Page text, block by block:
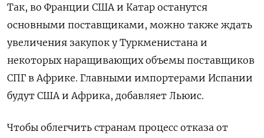
Так, во Франции США и Катар останутся
основными поставщиками, можно также ждать
увеличения закупок у Туркменистана и
некоторых наращивающих объемы поставщиков
СПГ в Африке. Главными импортерами Испании
будут США и Африка, добавляет Льюис.
Чтобы облегчить странам процесс отказа от